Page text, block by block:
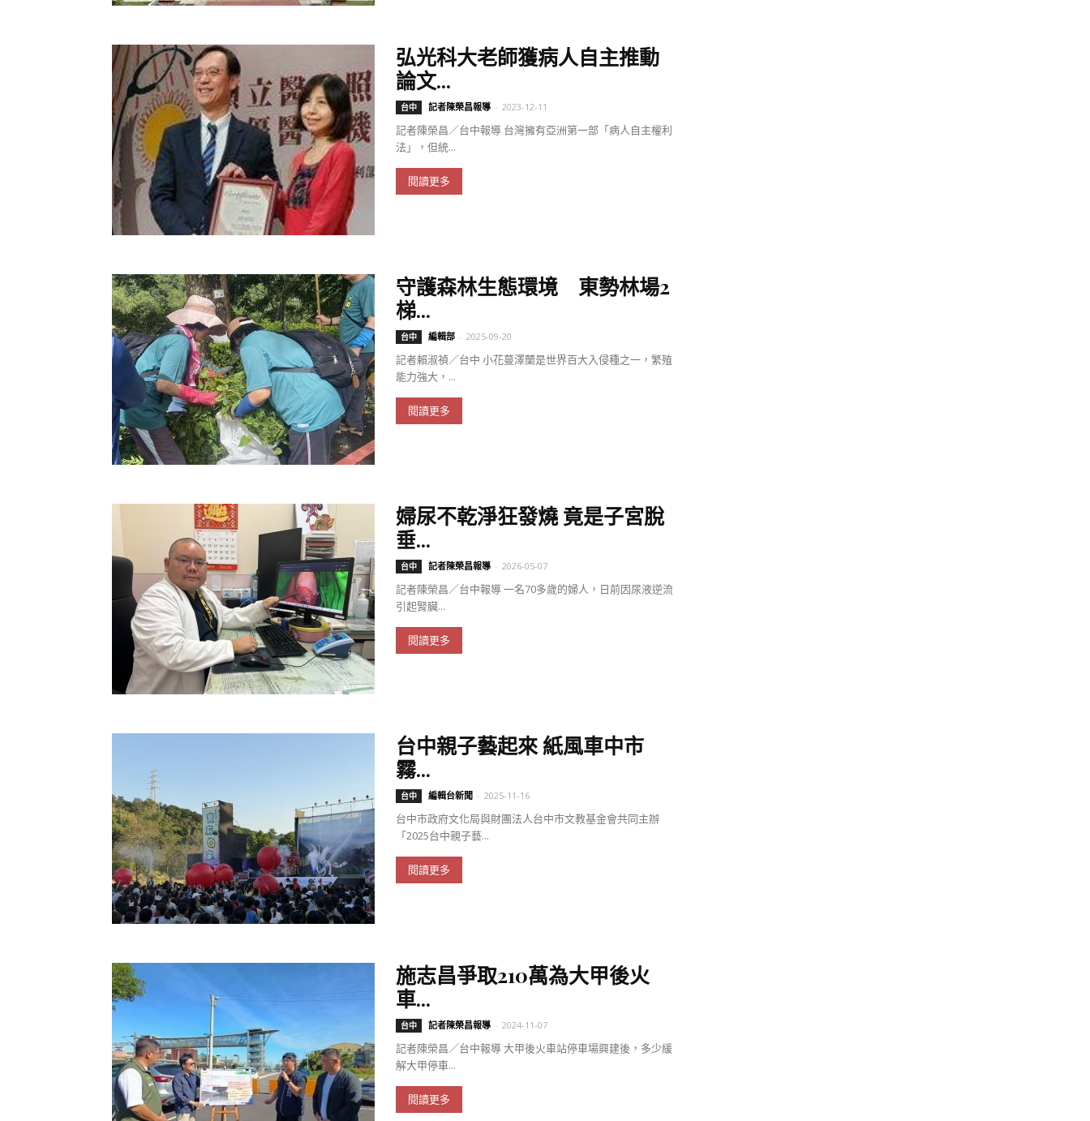
弘光科大老師獲病人自主推動
論文...
台中 記者陳榮昌報導 - 2023-12-11
記者陳榮昌／台中報導 台灣擁有亞洲第一部「病人自主權利
法」，但統...
閱讀更多
守護森林生態環境 東勢林場2
梯...
台中 編輯部 - 2025-09-20
記者賴淑禎／台中 小花蔓澤蘭是世界百大入侵種之一，繁殖
能力強大，...
閱讀更多
婦尿不乾淨狂發燒 竟是子宮脫
垂...
台中 記者陳榮昌報導 - 2026-05-07
記者陳榮昌／台中報導 一名70多歲的婦人，日前因尿液逆流
引起腎臟...
閱讀更多
台中親子藝起來 紙風車中市
霧...
台中 編輯台新聞 - 2025-11-16
台中市政府文化局與財團法人台中市文教基金會共同主辦
「2025台中親子藝...
閱讀更多
施志昌爭取210萬為大甲後火
車...
台中 記者陳榮昌報導 - 2024-11-07
記者陳榮昌／台中報導 大甲後火車站停車場興建後，多少緩
解大甲停車...
閱讀更多